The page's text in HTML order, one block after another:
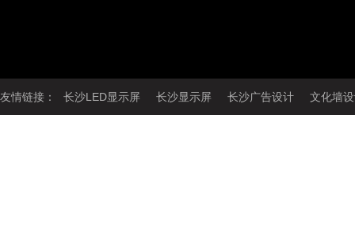
友情链接： 长沙LED显示屏 长沙显示屏 长沙广告设计 文化墙